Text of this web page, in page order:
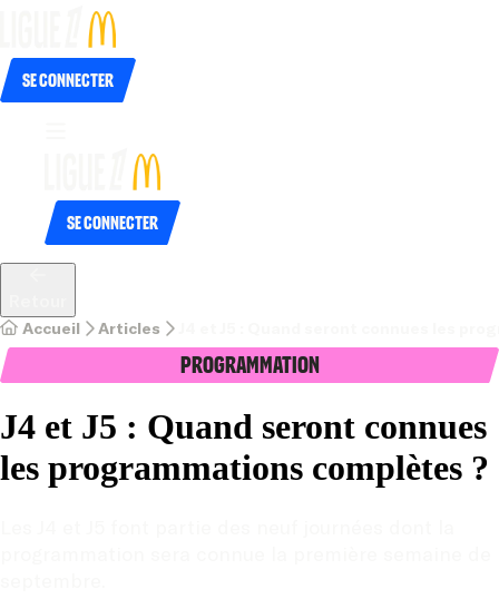
Se connecter
Se connecter
Accueil Articles
Programmation
J4 et J5 : Quand seront connues
les programmations complètes ?